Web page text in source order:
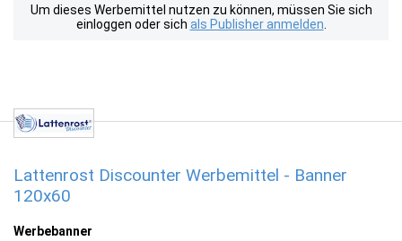
Um dieses Werbemittel nutzen zu können, müssen Sie sich
einloggen oder sich als Publisher anmelden
Lattenrost Discounter Werbemittel - Banner
120x60
Werbebanner